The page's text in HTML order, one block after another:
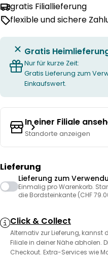
gratis Filiallieferung
flexible und sichere
Gratis
Nur für kurze Zeit:
Gratis Lieferung zum
Einkaufswert.
In einer Filiale
Standorte anzeigen
Lieferung
Lieferung zum
Einmalig pro Warenkorb.
die Bordsteinkante (CHF
Click & Collect
Alternativ zur Lieferung,
Filiale in deiner Nähe abholen.
Checkout. Extra-Services wie